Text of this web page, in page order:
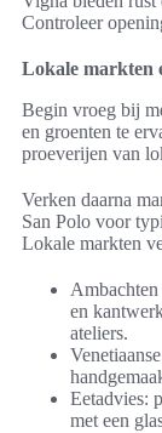
Controleer
Lokale markten
Begin vroeg bij
en groenten te
proeverijen van
Verken daarna
San Polo voor
Lokale markten
en
ateliers.
Eetadvies:
met een